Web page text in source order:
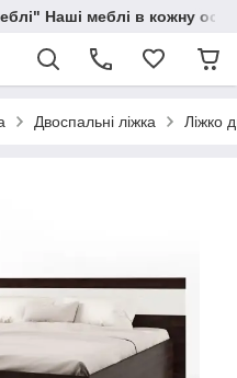
Наші меблі в кожну
Двоспальні ліжка Ліжко